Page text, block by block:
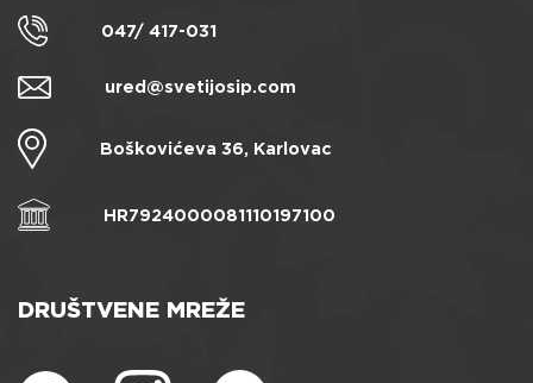
047/ 417-031
ured@svetijosip.com
Boškovićeva 36, Karlovac
HR7924000081110197100
DRUŠTVENE MREŽE